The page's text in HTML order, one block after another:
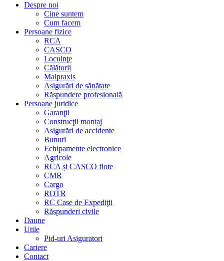
Despre noi
Cine suntem
Cum facem
Persoane fizice
RCA
CASCO
Locuinţe
Călătorii
Malpraxis
Asigurări de sănătate
Răspundere profesională
Persoane juridice
Garanţii
Construcţii montaj
Asigurări de accidente
Bunuri
Echipamente electronice
Agricole
RCA și CASCO flote
CMR
Cargo
ROTR
RC Case de Expediţii
Răspunderi civile
Daune
Utile
Pid-uri Asiguratori
Cariere
Contact